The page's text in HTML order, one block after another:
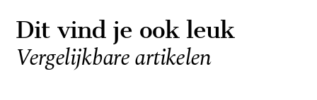
Dit vind je ook leuk
Vergelijkbare artikelen